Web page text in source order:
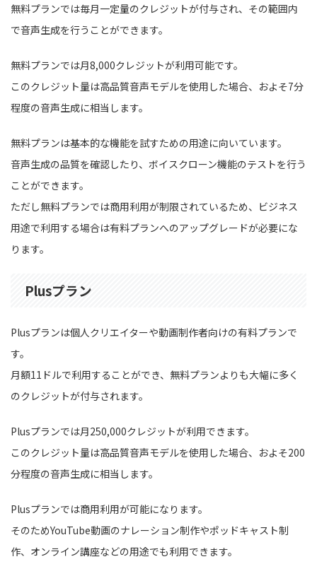
無料プランでは毎月一定量のクレジットが付与され、その範囲内
で音声生成を行うことができます。
無料プランでは月8,000クレジットが利用可能です。
このクレジット量は高品質音声モデルを使用した場合、およそ7分
程度の音声生成に相当します。
無料プランは基本的な機能を試すための用途に向いています。
音声生成の品質を確認したり、ボイスクローン機能のテストを行う
ことができます。
ただし無料プランでは商用利用が制限されているため、ビジネス
用途で利用する場合は有料プランへのアップグレードが必要にな
ります。
Plusプラン
Plusプランは個人クリエイターや動画制作者向けの有料プランで
す。
月額11ドルで利用することができ、無料プランよりも大幅に多く
のクレジットが付与されます。
Plusプランでは月250,000クレジットが利用できます。
このクレジット量は高品質音声モデルを使用した場合、およそ200
分程度の音声生成に相当します。
Plusプランでは商用利用が可能になります。
そのためYouTube動画のナレーション制作やポッドキャスト制
作、オンライン講座などの用途でも利用できます。